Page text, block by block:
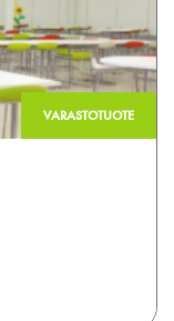
VARASTOTUOTE